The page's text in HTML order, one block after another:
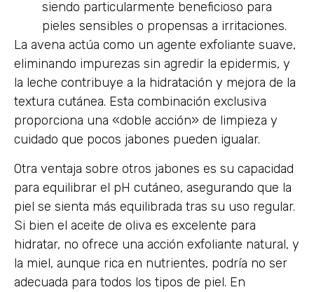
siendo particularmente beneficioso para
pieles sensibles o propensas a irritaciones.
La avena actúa como un agente exfoliante suave,
eliminando impurezas sin agredir la epidermis, y
la leche contribuye a la hidratación y mejora de la
textura cutánea. Esta combinación exclusiva
proporciona una «doble acción» de limpieza y
cuidado que pocos jabones pueden igualar.
Otra ventaja sobre otros jabones es su capacidad
para equilibrar el pH cutáneo, asegurando que la
piel se sienta más equilibrada tras su uso regular.
Si bien el aceite de oliva es excelente para
hidratar, no ofrece una acción exfoliante natural, y
la miel, aunque rica en nutrientes, podría no ser
adecuada para todos los tipos de piel. En